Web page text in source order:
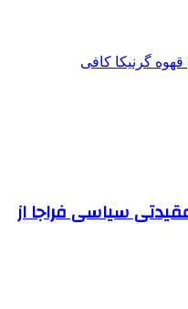
گرنیکا کافی
سیاسی فراجا از